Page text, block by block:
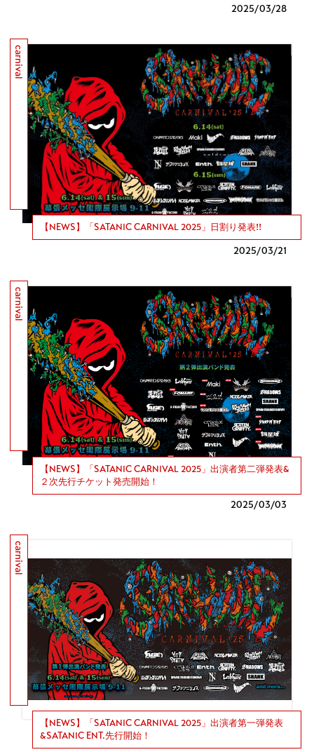
2025/03/28
【NEWS】「SATANIC CARNIVAL 2025」日割り発表!!
2025/03/21
carnival
【NEWS】「SATANIC CARNIVAL 2025」出演者第二弾発表&
２次先行チケット発売開始！
2025/03/03
carnival
【NEWS】「SATANIC CARNIVAL 2025」出演者第一弾発表
&SATANIC ENT.先行開始！
carnival